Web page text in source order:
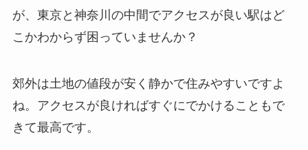
が、 東京と神奈川の中間でアクセスが良い駅はど
こかわからず困っていませんか？
郊外は土地の値段が安く静かで住みやすいですよ
ね。 アクセスが良ければすぐにでかけることもで
きて最高です。